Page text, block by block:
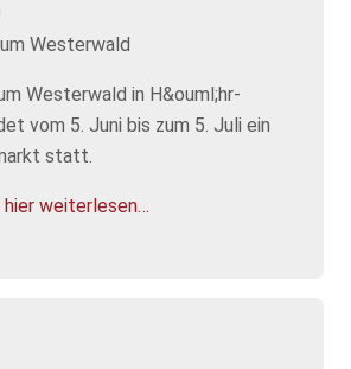
Westerwald
Westerwald in H&ouml;hr-
vom 5. Juni bis zum 5. Juli ein
statt.
weiterlesen…